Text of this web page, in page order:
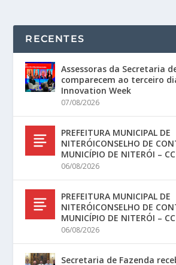
RECENTES
Assessoras da Secretaria
comparecem ao terceiro
Innovation Week
07/08/2026
PREFEITURA MUNICIPAL DE
NITERÓICONSELHO DE
MUNICÍPIO DE NITERÓI – CC
06/08/2026
PREFEITURA MUNICIPAL DE
NITERÓICONSELHO DE
MUNICÍPIO DE NITERÓI – CC
06/08/2026
Secretaria de Fazenda